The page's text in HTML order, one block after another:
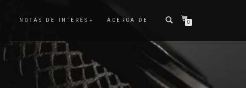
NOTAS DE INTERÉS ACERCA DE 0